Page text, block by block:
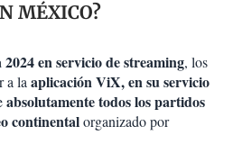
MÉXICO?
en servicio de streaming, los
a laaplicación ViX, en su servicio
absolutamente todos los partidos
continentalorganizado por